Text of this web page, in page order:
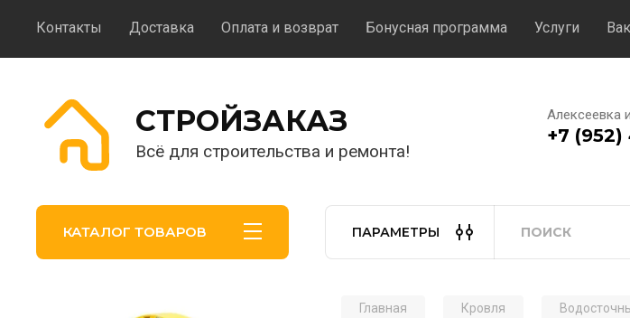
Контакты Доставка Оплата и возврат Бонусная программа Услуги
CТРОЙЗАКАЗ
Всё для строительства и ремонта!
Алексеевка
+7
КАТАЛОГ ТОВАРОВ ПАРАМЕТРЫ
Главная Кровля